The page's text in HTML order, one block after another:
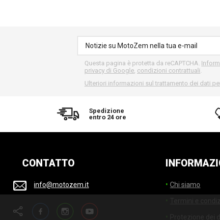
Questa pagina è protetta da reCAPTCHA.
privacy di Google condizioni contrattuali
Ulteriori informazioni sul trattamento dei dati
Spedizione
entro 24 ore
CONTATTO
info@motozem.it
FacebookInstagramYouTube
Chi siamo